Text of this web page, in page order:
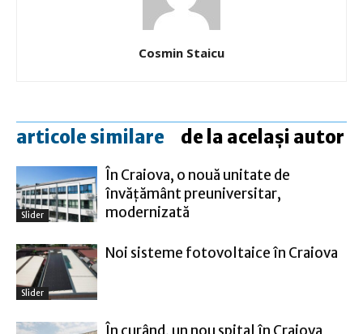
Cosmin Staicu
articole similare de la același autor
Slider
În Craiova, o nouă unitate de
învățământ preuniversitar,
modernizată
Slider
Noi sisteme fotovoltaice în Craiova